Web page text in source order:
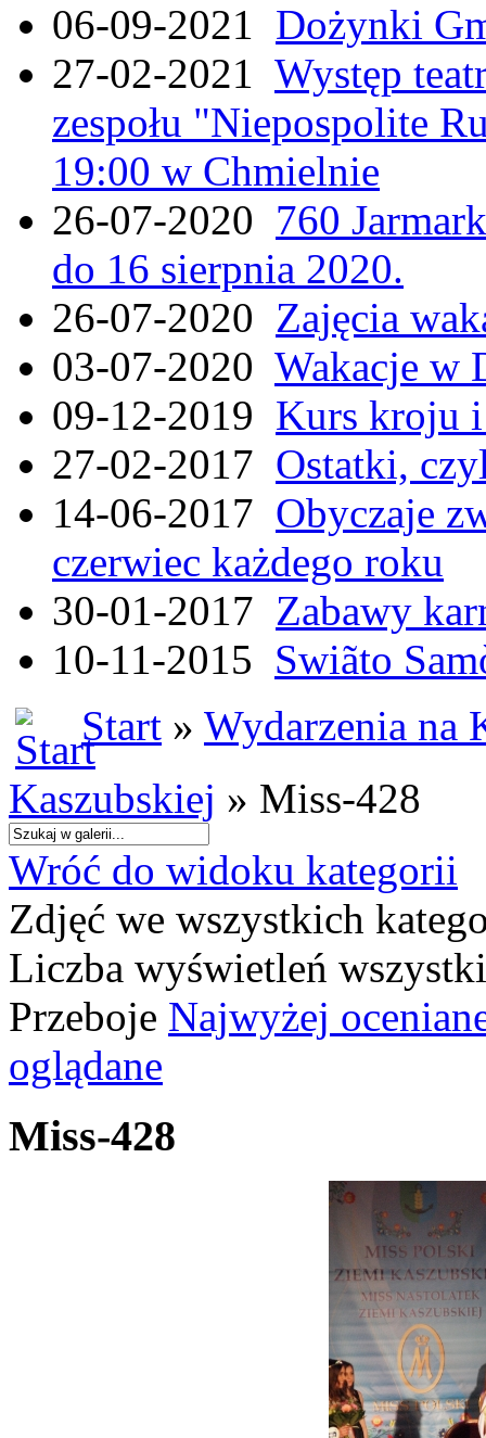
06-09-2021 Dożynki
27-02-2021 Występ
zespołu "Niepospolite
19:00 w Chmielnie
26-07-2020 760
do 16 sierpnia 2020.
26-07-2020 Zajęcia
03-07-2020 Wakacje w
09-12-2019 Kurs kroju i
27-02-2017 Ostatki,
14-06-2017 Obyczaje
czerwiec każdego roku
30-01-2017 Zabawy
10-11-2015 Swiãto
Start » Wydarzenia na
Kaszubskiej » Miss-428
Wróć do widoku kategorii
Zdjęć we wszystkich
Liczba wyświetleń
Przeboje Najwyżej
oglądane
Miss-428